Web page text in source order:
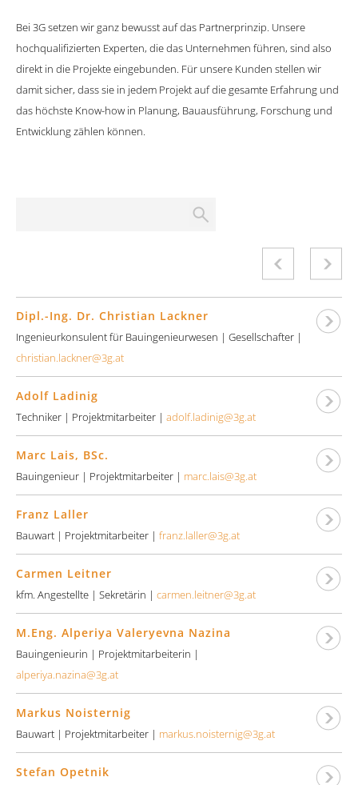
Bei 3G setzen wir ganz bewusst auf das Partnerprinzip. Unsere
hochqualifizierten Experten, die das Unternehmen führen, sind also
direkt in die Projekte eingebunden. Für unsere Kunden stellen wir
damit sicher, dass sie in jedem Projekt auf die gesamte Erfahrung und
das höchste Know-how in Planung, Bauausführung, Forschung und
Entwicklung zählen können.
Dipl.-Ing. Dr. Christian Lackner
Ingenieurkonsulent für Bauingenieurwesen | Gesellschafter |
christian.lackner@3g.at
Adolf Ladinig
Techniker | Projektmitarbeiter | adolf.ladinig@3g.at
Marc Lais, BSc.
Bauingenieur | Projektmitarbeiter | marc.lais@3g.at
Franz Laller
Bauwart | Projektmitarbeiter | franz.laller@3g.at
Carmen Leitner
kfm. Angestellte | Sekretärin | carmen.leitner@3g.at
M.Eng. Alperiya Valeryevna Nazina
Bauingenieurin | Projektmitarbeiterin |
alperiya.nazina@3g.at
Markus Noisternig
Bauwart | Projektmitarbeiter | markus.noisternig@3g.at
Stefan Opetnik